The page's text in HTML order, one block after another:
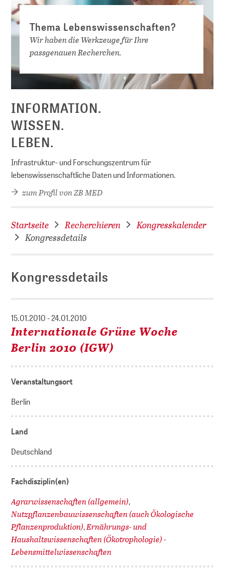
Thema Lebenswissenschaften?
Wir haben die Werkzeuge für Ihre
passgenauen Recherchen.
INFORMATION.
WISSEN.
LEBEN.
Infrastruktur- und Forschungszentrum für
lebenswissenschaftliche Daten und Informationen.
zum Profil von ZB MED
Startseite Recherchieren
Kongresskalender
Kongressdetails
Kongressdetails
15.01.2010 - 24.01.2010
Internationale Grüne Woche
Berlin 2010 (IGW)
Veranstaltungsort
Berlin
Land
Deutschland
Fachdisziplin(en)
Agrarwissenschaften (allgemein),
Nutzpflanzenbauwissenschaften (auch Ökologische
Pflanzenproduktion),Ernährungs- und
Haushaltswissenschaften (Ökotrophologie) -
Lebensmittelwissenschaften